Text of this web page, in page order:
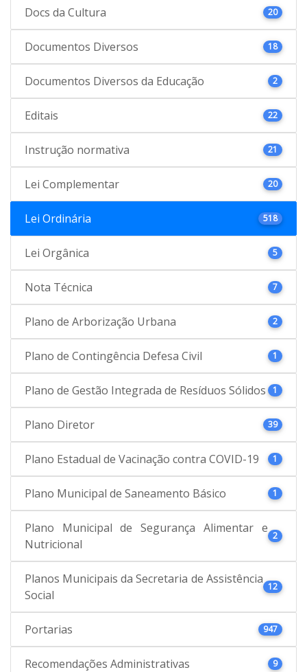
Docs da Cultura 20
Documentos Diversos 18
Documentos Diversos da Educação 2
Editais 22
Instrução normativa 21
Lei Complementar 20
Lei Ordinária 518
Lei Orgânica 5
Nota Técnica 7
Plano de Arborização Urbana 2
Plano de Contingência Defesa Civil 1
Plano de Gestão Integrada de Resíduos Sólidos 1
Plano Diretor 39
Plano Estadual de Vacinação contra COVID-19 1
Plano Municipal de Saneamento Básico 1
Plano Municipal de Segurança Alimentar e
Nutricional
2
Planos Municipais da Secretaria de Assistência
Social
12
Portarias 947
Recomendações Administrativas 9